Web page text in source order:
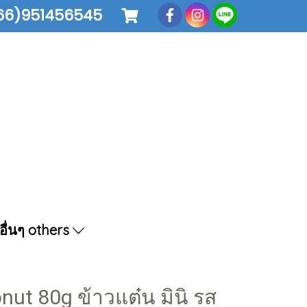
นๆ others
80g ข้าวแต๋น มินิ รส